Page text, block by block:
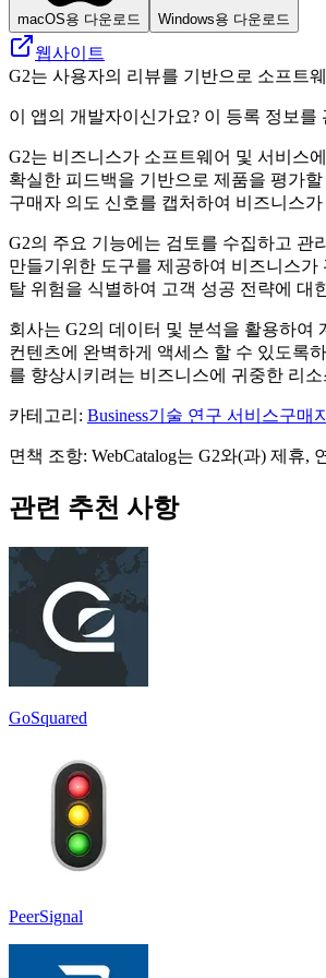
macOS용 다운로드 Windows용 다운로드
웹사이트
G2는 사용자의 리뷰를 기반으로 소프트
이 앱의 개발자이신가요? 이 등록 정보를
G2는 비즈니스가 소프트웨어 및 서비스
확실한 피드백을 기반으로 제품을 평가
구매자 의도 신호를 캡처하여 비즈니스
G2의 주요 기능에는 검토를 수집하고 관
만들기위한 도구를 제공하여 비즈니스
탈 위험을 식별하여 고객 성공 전략에 대
회사는 G2의 데이터 및 분석을 활용하여
컨텐츠에 완벽하게 액세스 할 수 있도록
를 향상시키려는 비즈니스에 귀중한 리
카테고리 : Business기술 연구 서비스구매
면책 조항: WebCatalog는 G2와(과) 제
관련 추천 사항
GoSquared
PeerSignal